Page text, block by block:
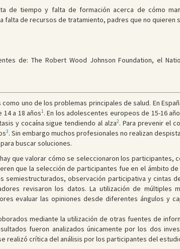
de tiempo y falta de formación acerca de cómo
de recursos de tratamiento, padres que no quieren
de: The Robert Wood Johnson Foundation, el
uno de los problemas principales de salud. En
a 18 años1. En los adolescentes europeos de 15-16
y cocaína sigue tendiendo al alza2. Para prevenir el
3. Sin embargo muchos profesionales no realizan
buscar soluciones.
que valorar cómo se seleccionaron los participantes,
que la selección de participantes fue en el ámbito
observación participativa y cintas
revisaron los datos. La utilización de múltiples
evaluar las opiniones desde diferentes ángulos y
mediante la utilización de otras fuentes de
fueron analizados únicamente por los dos
realizó crítica del análisis por los participantes del